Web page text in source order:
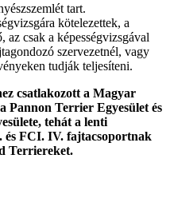
tart.
kötelezettek, a
az csak a képességvizsgával
szervezetnél, vagy
tudják teljesíteni.
csatlakozott a Magyar
Pannon Terrier Egyesület és
tehát a lenti
FCI. IV. fajtacsoportnak
Terriereket.